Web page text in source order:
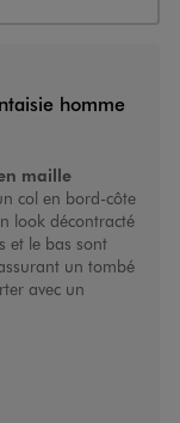
homme
maille
col en bord-côte
look décontracté
et le bas sont
un tombé
avec un